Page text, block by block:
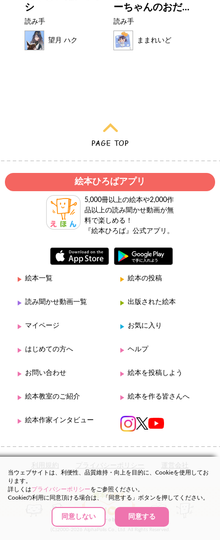
シ
読み手
望月 ハク
ーちゃんのおだ...
読み手
ままれいど
絵本ひろばアプリ
5,000冊以上の絵本や2,000作
品以上の読み聞かせ動画が無
料で楽しめる！
『絵本ひろば』公式アプリ。
絵本一覧 絵本の投稿
読み聞かせ動画一覧 出版された絵本
マイページ お気に入り
はじめての方へ ヘルプ
お問い合わせ 絵本を投稿しよう
絵本教室のご紹介 絵本を作る皆さんへ
絵本作家インタビュー
利用規約 プライバシーポリシー 運営会社
(C)2000-2026 AlphaPolis Co., Ltd. All Rights Reserved.
当ウェブサイトは、利便性、品質維持・向上を目的に、Cookieを使用してお
ります。
詳しくはプライバシーポリシーをご参照ください。
Cookieの利用に同意頂ける場合は、「同意する」ボタンを押してください。
同意しない 同意する